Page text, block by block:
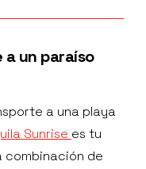
a un paraíso
a una playa
Sunrise es tu
combinación de